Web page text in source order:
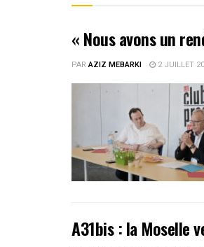
« Nous avons un
PAR AZIZ MEBARKI 2 JUILLET
A31bis : la Moselle